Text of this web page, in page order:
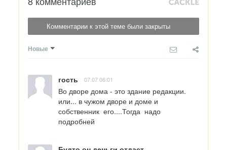
Комментарии к этой теме были закрыты
Новые
гость 07.07 06:01
Во дворе дома - это здание редакции.
или... в чужом дворе и доме и
собственник  его....Тогда  надо
подробней